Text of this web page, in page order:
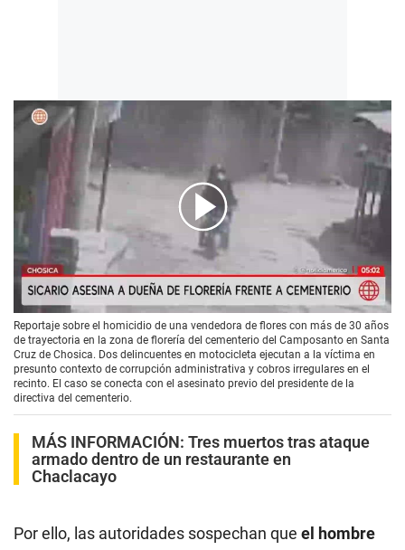
00:00/05:00
Reportaje sobre el homicidio de una vendedora de flores con más de 30 años
de trayectoria en la zona de florería del cementerio del Camposanto en Santa
Cruz de Chosica. Dos delincuentes en motocicleta ejecutan a la víctima en
presunto contexto de corrupción administrativa y cobros irregulares en el
recinto. El caso se conecta con el asesinato previo del presidente de la
directiva del cementerio.
MÁS INFORMACIÓN: Tres muertos tras ataque
armado dentro de un restaurante en
Chaclacayo
Por ello, las autoridades sospechan que el hombre